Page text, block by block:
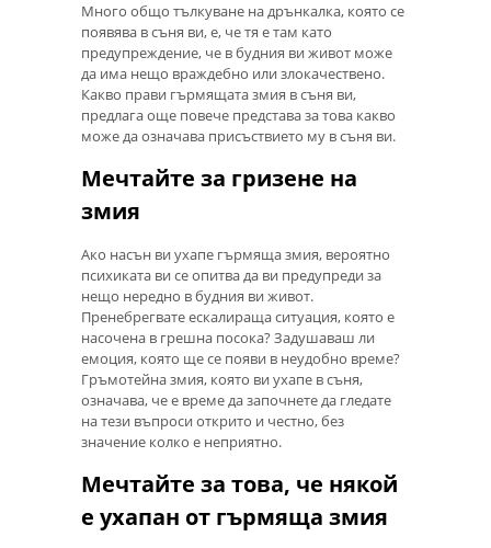
Много общо тълкуване на дрънкалка, която се
появява в съня ви, е, че тя е там като
предупреждение, че в будния ви живот може
да има нещо враждебно или злокачествено.
Какво прави гърмящата змия в съня ви,
предлага още повече представа за това какво
може да означава присъствието му в съня ви.
Мечтайте за гризене на
змия
Ако насън ви ухапе гърмяща змия, вероятно
психиката ви се опитва да ви предупреди за
нещо нередно в будния ви живот.
Пренебрегвате ескалираща ситуация, която е
насочена в грешна посока? Задушаваш ли
емоция, която ще се появи в неудобно време?
Гръмотейна змия, която ви ухапе в съня,
означава, че е време да започнете да гледате
на тези въпроси открито и честно, без
значение колко е неприятно.
Мечтайте за това, че някой
е ухапан от гърмяща змия